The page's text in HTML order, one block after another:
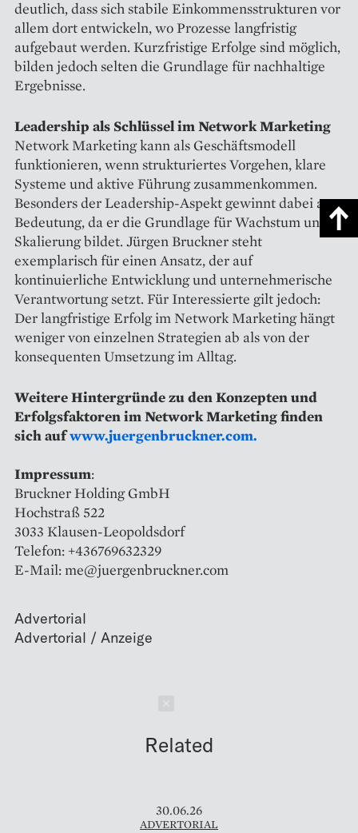
deutlich, dass sich stabile Einkommensstrukturen vor
allem dort entwickeln, wo Prozesse langfristig
aufgebaut werden. Kurzfristige Erfolge sind möglich,
bilden jedoch selten die Grundlage für nachhaltige
Ergebnisse.
Leadership als Schlüssel im Network Marketing
Network Marketing kann als Geschäftsmodell
funktionieren, wenn strukturiertes Vorgehen, klare
Systeme und aktive Führung zusammenkommen.
Besonders der Leadership-Aspekt gewinnt dabei an
Bedeutung, da er die Grundlage für Wachstum und
Skalierung bildet. Jürgen Bruckner steht
exemplarisch für einen Ansatz, der auf
kontinuierliche Entwicklung und unternehmerische
Verantwortung setzt. Für Interessierte gilt jedoch:
Der langfristige Erfolg im Network Marketing hängt
weniger von einzelnen Strategien ab als von der
konsequenten Umsetzung im Alltag.
Weitere Hintergründe zu den Konzepten und
Erfolgsfaktoren im Network Marketing finden
sich aufwww.juergenbruckner.com.
Impressum:
Bruckner Holding GmbH
Hochstraß 522
3033 Klausen-Leopoldsdorf
Telefon: +436769632329
E-Mail: me@juergenbruckner.com
Advertorial
Related
30.06.26
ADVERTORIAL